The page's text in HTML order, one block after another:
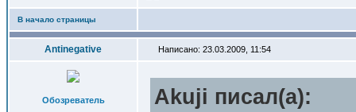
В начало страницы
Antinegative Написано: 23.03.2009, 11:54
Обозреватель Akuji писал(a):